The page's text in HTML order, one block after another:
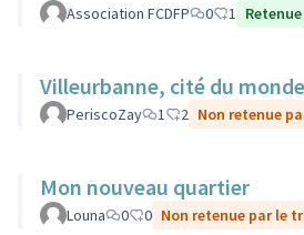
Association FCDFP 0 1
Villeurbanne, cité du monde
PeriscoZay 1 2 Non retenue
Mon nouveau quartier
Louna 0 0 Non retenue par le